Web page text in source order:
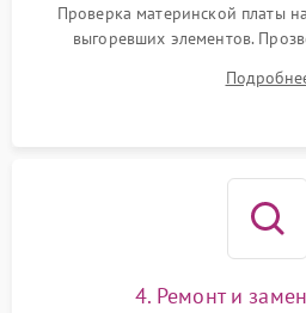
Проверка материнской платы
выгоревших элементов.
тестирование приводных
всасывания. Оценка состояния
4. Ремонт и